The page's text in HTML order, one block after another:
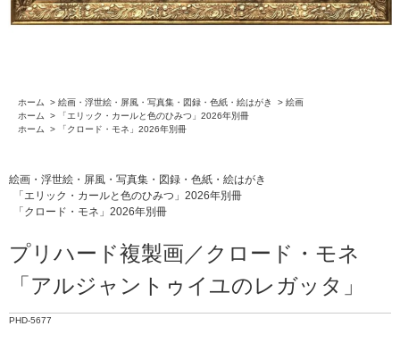
ホーム > 絵画・浮世絵・屏風・写真集・図録・色紙・絵はがき > 絵画
ホーム
>
「エリック・カールと色のひみつ」2026年別冊
ホーム
> 「クロード・モネ」2026年別冊
絵画・浮世絵・屏風・写真集・図録・色紙・絵はがき
「エリック・カールと色のひみつ」2026年別冊
「クロード・モネ」2026年別冊
プリハード複製画／クロード・モネ
「アルジャントゥイユのレガッタ」
PHD-5677